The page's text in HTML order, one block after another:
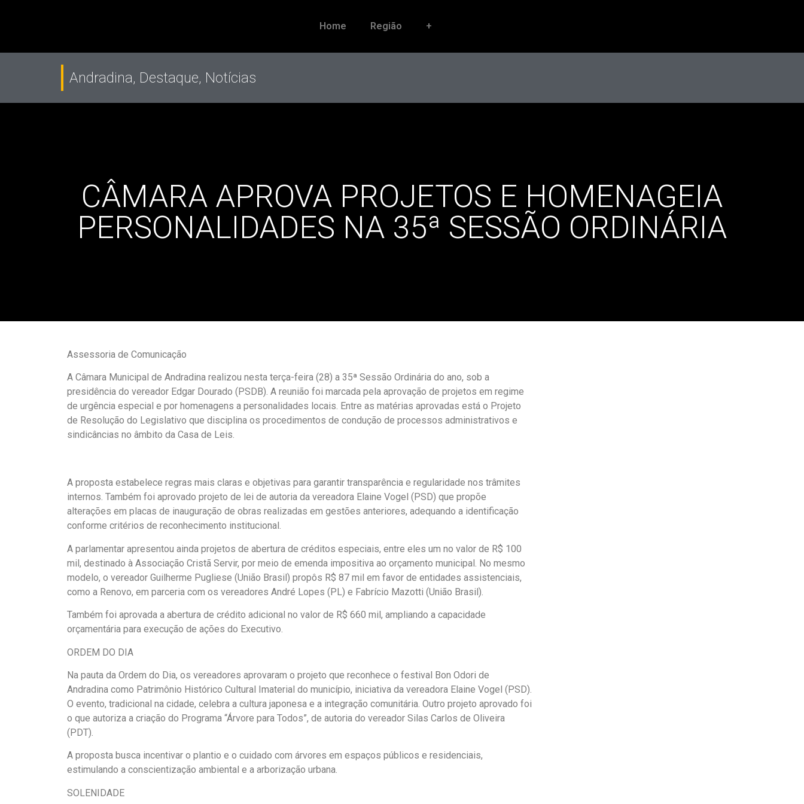
Home Região +
Andradina, Destaque, Notícias
CÂMARA APROVA PROJETOS E HOMENAGEIA
PERSONALIDADES NA 35ª SESSÃO ORDINÁRIA
Assessoria de Comunicação
A Câmara Municipal de Andradina realizou nesta terça-feira (28) a 35ª Sessão Ordinária do ano, sob a
presidência do vereador Edgar Dourado (PSDB). A reunião foi marcada pela aprovação de projetos em regime
de urgência especial e por homenagens a personalidades locais. Entre as matérias aprovadas está o Projeto
de Resolução do Legislativo que disciplina os procedimentos de condução de processos administrativos e
sindicâncias no âmbito da Casa de Leis.
A proposta estabelece regras mais claras e objetivas para garantir transparência e regularidade nos trâmites
internos. Também foi aprovado projeto de lei de autoria da vereadora Elaine Vogel (PSD) que propõe
alterações em placas de inauguração de obras realizadas em gestões anteriores, adequando a identificação
conforme critérios de reconhecimento institucional.
A parlamentar apresentou ainda projetos de abertura de créditos especiais, entre eles um no valor de R$ 100
mil, destinado à Associação Cristã Servir, por meio de emenda impositiva ao orçamento municipal. No mesmo
modelo, o vereador Guilherme Pugliese (União Brasil) propôs R$ 87 mil em favor de entidades assistenciais,
como a Renovo, em parceria com os vereadores André Lopes (PL) e Fabrício Mazotti (União Brasil).
Também foi aprovada a abertura de crédito adicional no valor de R$ 660 mil, ampliando a capacidade
orçamentária para execução de ações do Executivo.
ORDEM DO DIA
Na pauta da Ordem do Dia, os vereadores aprovaram o projeto que reconhece o festival Bon Odori de
Andradina como Patrimônio Histórico Cultural Imaterial do município, iniciativa da vereadora Elaine Vogel (PSD).
O evento, tradicional na cidade, celebra a cultura japonesa e a integração comunitária. Outro projeto aprovado foi
o que autoriza a criação do Programa “Árvore para Todos”, de autoria do vereador Silas Carlos de Oliveira
(PDT).
A proposta busca incentivar o plantio e o cuidado com árvores em espaços públicos e residenciais,
estimulando a conscientização ambiental e a arborização urbana.
SOLENIDADE